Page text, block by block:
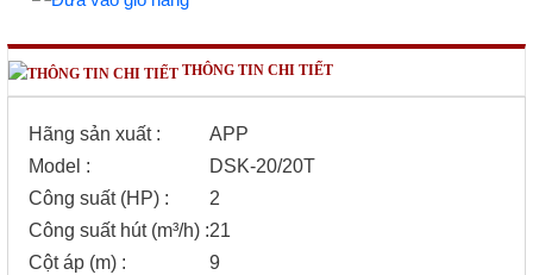
THÔNG TIN CHI TIẾT
Hãng sản xuất:
APP
Model :
DSK-20/20T
Công suất (HP) :
2
Công suất hút (m³/h) :21
Cột áp (m) :
9